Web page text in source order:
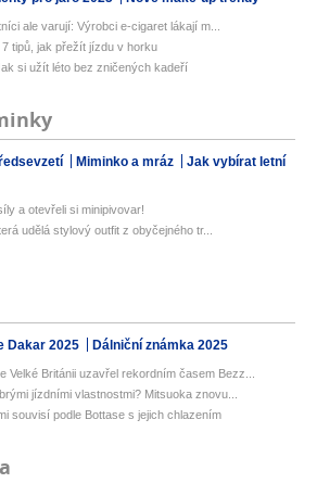
ale varují: Výrobci e-cigaret lákají m...
tipů, jak přežít jízdu v horku
si užít léto bez zničených kadeří
Miminko a mráz
Jak vybírat letní
a otevřeli si minipivovar!
udělá stylový outfit z obyčejného tr...
Dakar 2025 Dálniční známka 2025
Velké Británii uzavřel rekordním časem Bezz...
jízdními vlastnostmi? Mitsuoka znovu...
souvisí podle Bottase s jejich chlazením